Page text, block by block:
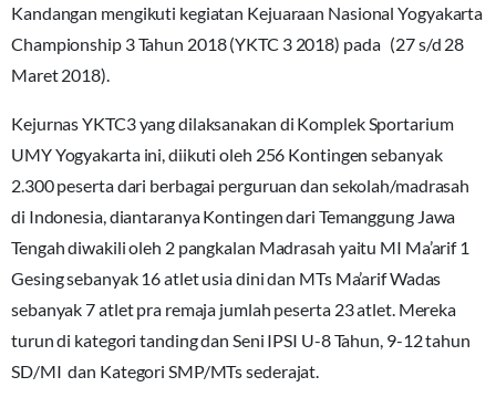
Kandangan mengikuti kegiatan Kejuaraan Nasional Yogyakarta
Championship 3 Tahun 2018 (YKTC 3 2018) pada (27 s/d 28
Maret 2018).
Kejurnas YKTC3 yang dilaksanakan di Komplek Sportarium
UMY Yogyakarta ini, diikuti oleh 256 Kontingen sebanyak
2.300 peserta dari berbagai perguruan dan sekolah/madrasah
di Indonesia, diantaranya Kontingen dari Temanggung Jawa
Tengah diwakili oleh 2 pangkalan Madrasah yaitu MI Ma’arif 1
Gesing sebanyak 16 atlet usia dini dan MTs Ma’arif Wadas
sebanyak 7 atlet pra remaja jumlah peserta 23 atlet. Mereka
turun di kategori tanding dan Seni IPSI U-8 Tahun, 9-12 tahun
SD/MI dan Kategori SMP/MTs sederajat.